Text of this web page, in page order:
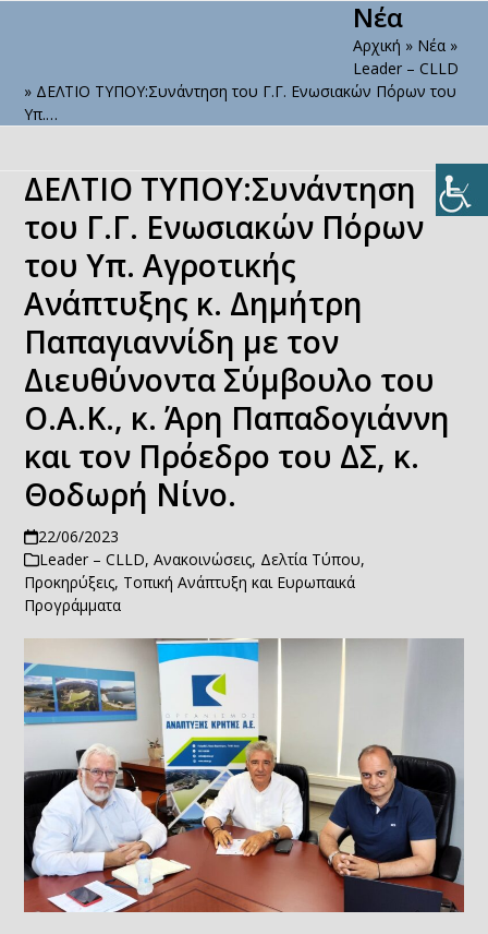
menu
menu
Νέα
Αρχική » Νέα»
Leader – CLLD
» ΔΕΛΤΙΟ ΤΥΠΟΥ:Συνάντηση του Γ.Γ. Ενωσιακών Πόρων του
Υπ.…
ΔΕΛΤΙΟ ΤΥΠΟΥ:Συνάντηση
του Γ.Γ. Ενωσιακών Πόρων
του Υπ. Αγροτικής
Ανάπτυξης κ. Δημήτρη
Παπαγιαννίδη με τον
Διευθύνοντα Σύμβουλο του
Ο.Α.Κ., κ. Άρη Παπαδογιάννη
και τον Πρόεδρο του ΔΣ, κ.
Θοδωρή Νίνο.
22/06/2023
Leader – CLLD,Ανακοινώσεις, Δελτία Τύπου,
Προκηρύξεις, Τοπική Ανάπτυξη και Ευρωπαικά
Προγράμματα